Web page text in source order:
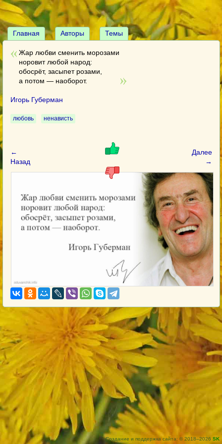
Главная Авторы Темы
Жар любви сменить морозами
норовит любой народ:
обосрёт, засыпет розами,
а потом — наоборот.
Игорь Губерман
любовь ненависть
←
Назад
Далее
→
Создание и поддержка сайта: © 2018–2026 SK